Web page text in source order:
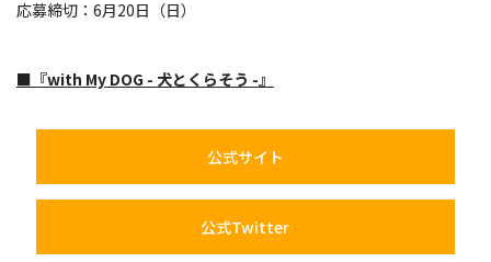
応募締切：6月20日（日）
■『with My DOG - 犬とくらそう -』
公式サイト
公式Twitter